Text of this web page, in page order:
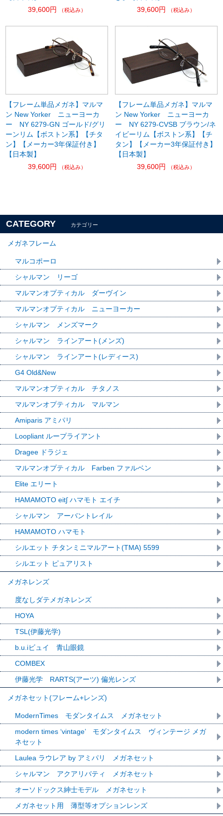
39,600円
（税込み）
39,600円
（税込み）
【フレーム単品メガネ】マルマ
ン New Yorker ニューヨーカ
ー NY 6279-GN ゴールド/グリ
ーンリム【ボストン系】【チタ
ン】【メーカー3年保証付き】
【日本製】
39,600円
（税込み）
【フレーム単品メガネ】マルマ
ン New Yorker ニューヨーカ
ー NY 6279-CVSB ブラウン/ネ
イビーリム【ボストン系】【チ
タン】【メーカー3年保証付き】
【日本製】
39,600円
（税込み）
CATEGORY カテゴリー
メガネフレーム
マルコポーロ
シャルマン リーゴ
マルマンオプティカル ダーヴイン
マルマンオプティカル ニューヨーカー
シャルマン メンズマーク
シャルマン ラインアート(メンズ)
シャルマン ラインアート(レディース)
G4 Old&New
マルマンオプティカル チタノス
マルマンオプティカル マルマン
Amiparis アミパリ
Loopliant ループライアント
Dragee ドラジェ
マルマンオプティカル Farben ファルベン
Elite エリート
HAMAMOTO eit∫ ハマモト エイチ
シャルマン アーバントレイル
HAMAMOTO ハマモト
シルエット チタンミニマルアート(TMA) 5599
シルエット ピュアリスト
メガネレンズ
度なしダテメガネレンズ
HOYA
TSL(伊藤光学)
b.u.iビュイ 青山眼鏡
COMBEX
伊藤光学 RARTS(アーツ) 偏光レンズ
メガネセット(フレーム+レンズ)
ModernTimes モダンタイムス メガネセット
modern times ‘vintage’ モダンタイムス ヴィンテージ メガ
ネセット
Laulea ラウレア by アミパリ メガネセット
シャルマン アクアリバティ メガネセット
オーソドックス紳士モデル メガネセット
メガネセット用 薄型等オプションレンズ